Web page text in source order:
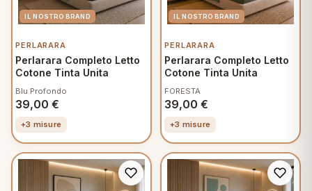
PERLARARA
Perlarara Completo Letto
Cotone Tinta Unita
Blu Profondo
39,00 €
+3 misure
PERLARARA
Perlarara Completo Letto
Cotone Tinta Unita
FORESTA
39,00 €
+3 misure